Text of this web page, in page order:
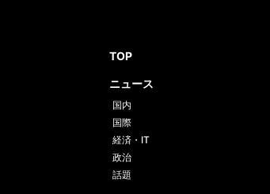
TOP
ニュース
国内
国際
経済・IT
政治
話題